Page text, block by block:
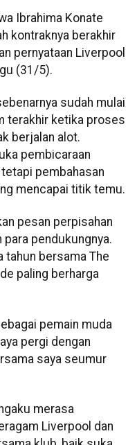
Ibrahima Konate
kontraknya berakhir
pernyataan Liverpool
(31/5).
sudah mulai
terakhir ketika proses
berjalan alot.
pembicaraan
pembahasan
mencapai titik temu.
pesan perpisahan
pendukungnya.
tahun bersama The
paling berharga
pemain muda
pergi dengan
saya seumur
merasa
Liverpool dan